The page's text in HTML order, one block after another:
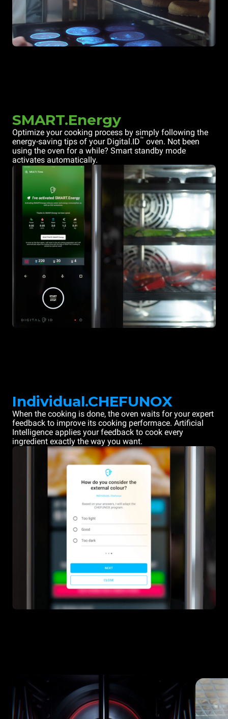
SMART.Energy
Optimize your cooking process by simply following the
energy-saving tips of your Digital.ID™ oven. Not been
using the oven for a while? Smart standby mode
activates automatically.
Individual.CHEFUNOX
When the cooking is done, the oven waits for your expert
feedback to improve its cooking performace. Artificial
Intelligence applies your feedback to cook every
ingredient exactly the way you want.